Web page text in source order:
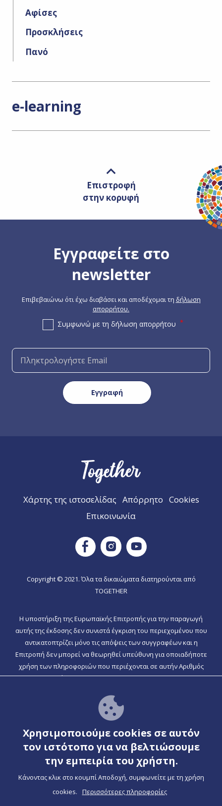
Αφίσες
Προσκλήσεις
Πανό
e-learning
Επιστροφή
στην κορυφή
Εγγραφείτε στο
newsletter
Επιβεβαιώνω ότι έχω διαβάσει και αποδέχομαι τη δήλωση
απορρήτου.
Συμφωνώ με τη δήλωση απορρήτου
Χάρτης της ιστοσελίδας Απόρρητο Cookies
Επικοινωνία
FacebookInstagramYoutube
Copyright © 2021. Όλα τα δικαιώματα διατηρούνται από
TOGETHER
Η υποστήριξη της Ευρωπαϊκής Επιτροπής για την παραγωγή
αυτής της έκδοσης δεν συνιστά έγκριση του περιεχομένου που
αντικατοπτρίζει μόνο τις απόψεις των συγγραφέων και η
Επιτροπή δεν μπορεί να θεωρηθεί υπεύθυνη για οποιαδήποτε
χρήση των πληροφοριών που περιέχονται σε αυτήν Αριθμός
έργου: 2020 -1-EL01-KA204-079099.
Το Together εχει λειτουργικοτητα PWA
Δείτε τις οδηγίες
Χρησιμοποιούμε cookies σε αυτόν
τον ιστότοπο για να βελτιώσουμε
την εμπειρία του χρήστη.
Κάνοντας κλικ στο κουμπί Αποδοχή, συμφωνείτε με τη χρήση
cookies.
Περισσότερες πληροφορίες